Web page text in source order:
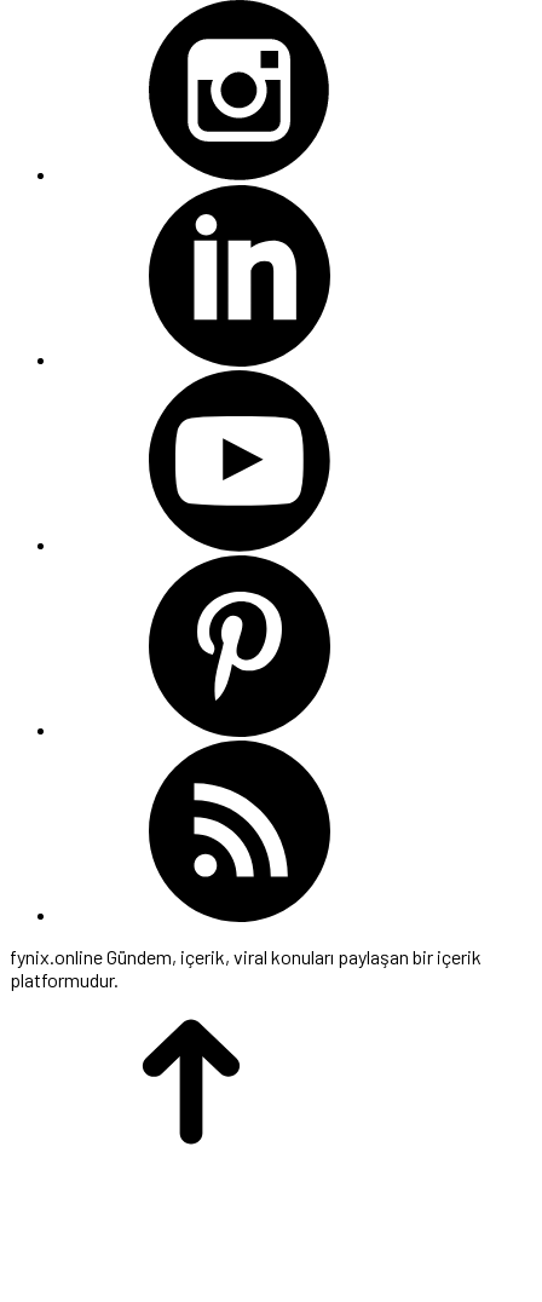
fynix.online Gündem, içerik, viral konuları paylaşan bir içerik
platformudur.